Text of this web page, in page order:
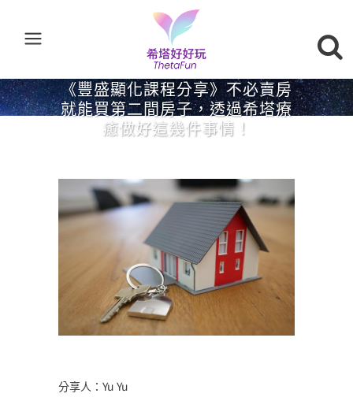
《豐盛顯化課程分享》不必賣房
就能買第二間房子，透過希塔療
癒做好這幾件事情！
分享人：Yu Yu